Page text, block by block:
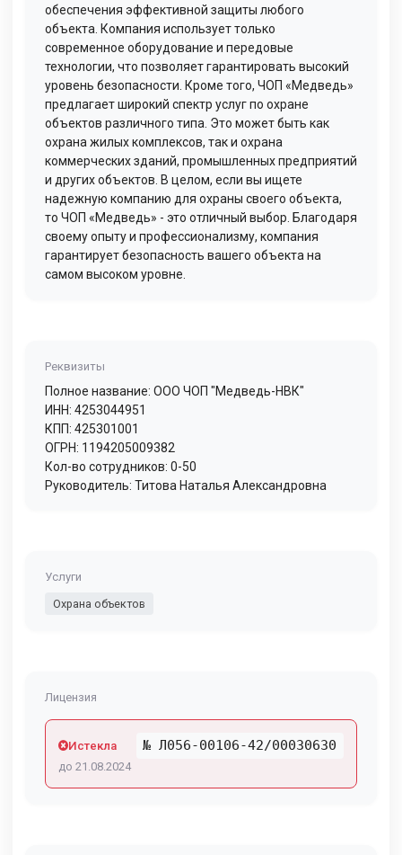
обеспечения эффективной защиты любого
объекта. Компания использует только
современное оборудование и передовые
технологии, что позволяет гарантировать высокий
уровень безопасности. Кроме того, ЧОП «Медведь»
предлагает широкий спектр услуг по охране
объектов различного типа. Это может быть как
охрана жилых комплексов, так и охрана
коммерческих зданий, промышленных предприятий
и других объектов. В целом, если вы ищете
надежную компанию для охраны своего объекта,
то ЧОП «Медведь» - это отличный выбор. Благодаря
своему опыту и профессионализму, компания
гарантирует безопасность вашего объекта на
самом высоком уровне.
Реквизиты
Полное название: ООО ЧОП "Медведь-НВК"
ИНН: 4253044951
КПП: 425301001
ОГРН: 1194205009382
Кол-во сотрудников: 0-50
Руководитель: Титова Наталья Александровна
Услуги
Охрана объектов
Лицензия
Истекла № Л056-00106-42/00030630
до 21.08.2024